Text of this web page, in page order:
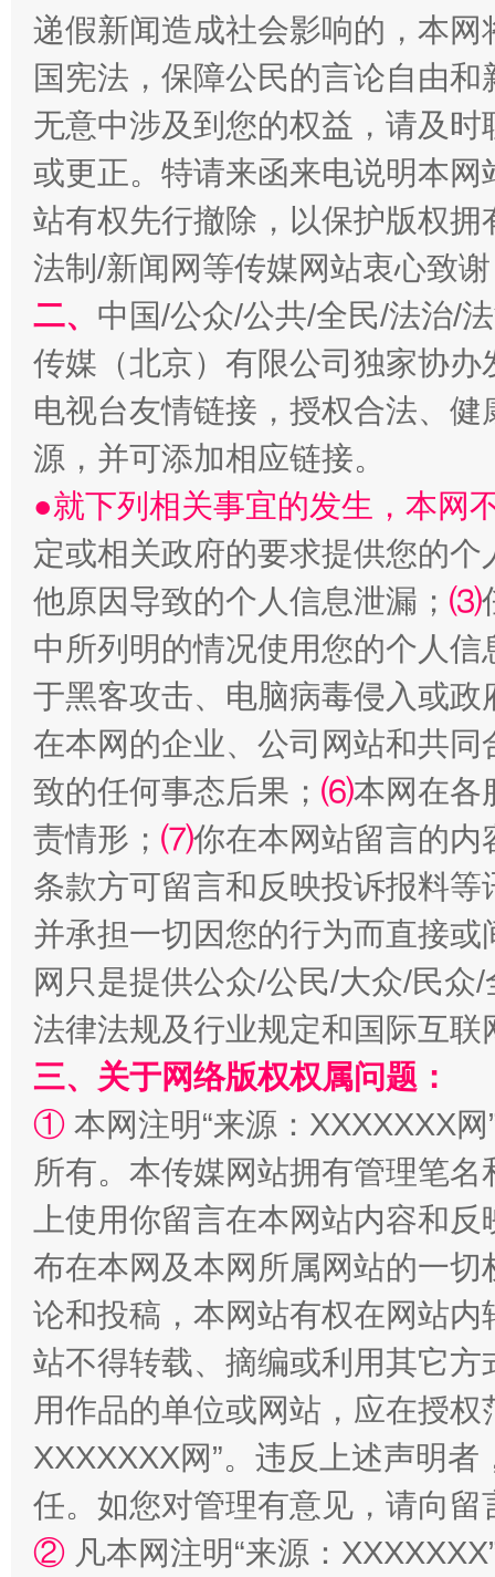
千年窑火 生生不息 一
受贿1.44亿！段成刚被判无期 从幼
全民健身五年计划来了！等你上场
阿坝州三大球赛在茂县开幕 规模
国家大学科技园优化重塑工作
递假新闻造成社会影响的，本
国宪法，保障公民的言论自由
无意中涉及到您的权益，请及
或更正。特请来函来电说明本
站有权先行撤除，以保护版权
法制/新闻网等传媒网站衷心致
二、 中国/公众/公共/全民/法治/
传媒（北京）有限公司独家协
电视台友情链接，授权合法、
源，并可添加相应链接。
●就下列相关事宜的发生，本网
定或相关政府的要求提供您的个
他原因导致的个人信息泄漏； ⑶
中所列明的情况使用您的个人
于黑客攻击、电脑病毒侵入或
在本网的企业、公司网站和共
致的任何事态后果； ⑹本网在各
责情形； ⑺你在本网站留言的内
条款方可留言和反映投诉报料
并承担一切因您的行为而直接
网只是提供公众/公民/大众/民
法律法规及行业规定和国际互
三、关于网络版权权属问题：
① 本网注明“来源：XXXXXXX
所有。本传媒网站拥有管理笔
上使用你留言在本网站内容和
布在本网及本网所属网站的一
论和投稿，本网站有权在网站
站不得转载、摘编或利用其它
用作品的单位或网站，应在授
XXXXXXX网”。违反上述声明
任。如您对管理有意见，请向
② 凡本网注明“来源：